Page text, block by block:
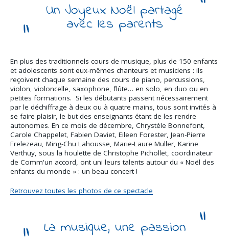
Un Joyeux Noël partagé
avec les parents
En plus des traditionnels cours de musique, plus de 150 enfants
et adolescents sont eux-mêmes chanteurs et musiciens : ils
reçoivent chaque semaine des cours de piano, percussions,
violon, violoncelle, saxophone, flûte… en solo, en duo ou en
petites formations. Si les débutants passent nécessairement
par le déchiffrage à deux ou à quatre mains, tous sont invités à
se faire plaisir, le but des enseignants étant de les rendre
autonomes. En ce mois de décembre, Chrystèle Bonnefont,
Carole Chappelet, Fabien Daviet, Eileen Forester, Jean-Pierre
Frelezeau, Ming-Chu Lahousse, Marie-Laure Muller, Karine
Verthuy, sous la houlette de Christophe Pichollet, coordinateur
de Comm'un accord, ont uni leurs talents autour du « Noël des
enfants du monde » : un beau concert !
Retrouvez toutes les photos de ce spectacle
La musique, une passion